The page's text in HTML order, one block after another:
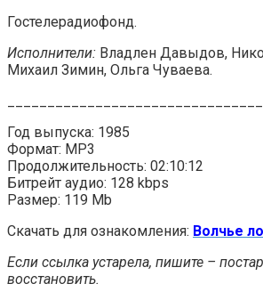
Гостелерадиофонд.
Исполнители: Владлен Давыдов,
Михаил Зимин, Ольга Чуваева.
Год выпуска: 1985
Формат: MP3
Продолжительность: 02:10:12
Битрейт аудио: 128 kbps
Размер: 119 Mb
Скачать для ознакомления: Волчье
Если ссылка устарела, пишите –
восстановить.